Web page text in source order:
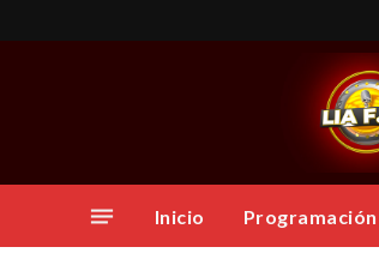
Inicio Programación